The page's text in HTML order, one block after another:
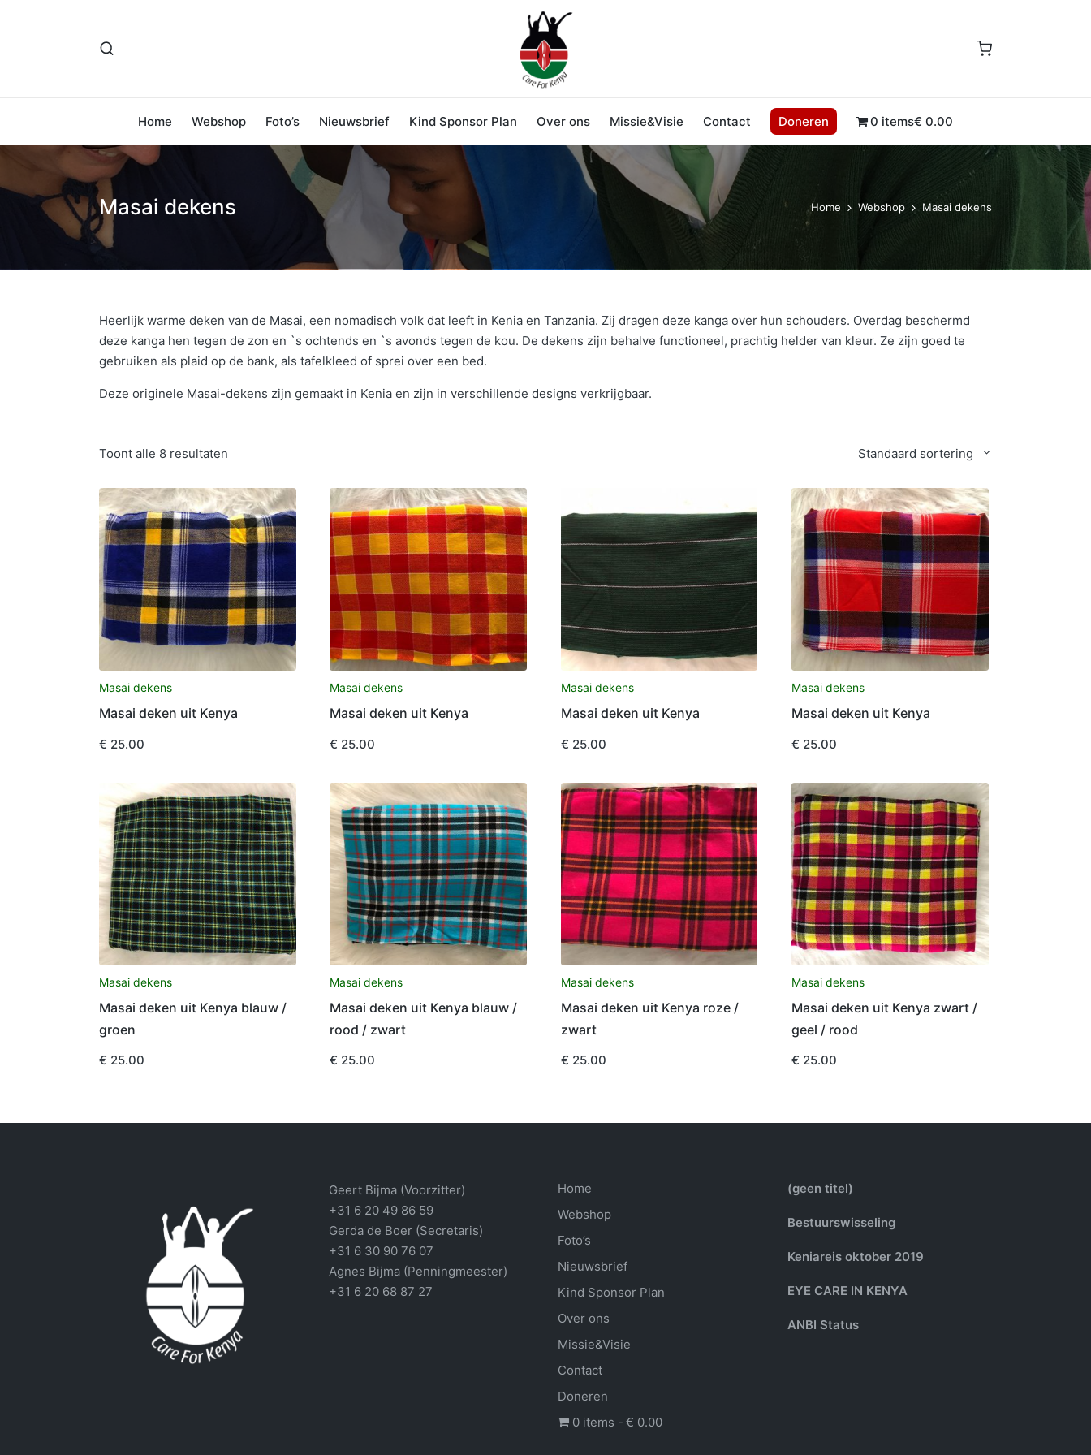
Home Webshop Foto’s Nieuwsbrief Kind Sponsor Plan Over ons Missie&Visie Contact Doneren 0 items€ 0.00
Masai dekens Home Webshop Masai dekens
Heerlijk warme deken van de Masai, een nomadisch volk dat leeft in Kenia en Tanzania. Zij dragen deze kanga over hun schouders. Overdag beschermd
deze kanga hen tegen de zon en `s ochtends en `s avonds tegen de kou. De dekens zijn behalve functioneel, prachtig helder van kleur. Ze zijn goed te
gebruiken als plaid op de bank, als tafelkleed of sprei over een bed.
Deze originele Masai-dekens zijn gemaakt in Kenia en zijn in verschillende designs verkrijgbaar.
Toont alle 8 resultaten Standaard sortering
Masai dekens
Masai deken uit Kenya
€ 25.00
Masai dekens
Masai deken uit Kenya
€ 25.00
Masai dekens
Masai deken uit Kenya
€ 25.00
Masai dekens
Masai deken uit Kenya
€ 25.00
Masai dekens
Masai deken uit Kenya blauw /
groen
€ 25.00
Masai dekens
Masai deken uit Kenya blauw /
rood / zwart
€ 25.00
Masai dekens
Masai deken uit Kenya roze /
zwart
€ 25.00
Masai dekens
Masai deken uit Kenya zwart /
geel / rood
€ 25.00
Geert Bijma (Voorzitter)
+31 6 20 49 86 59
Gerda de Boer (Secretaris)
+31 6 30 90 76 07
Agnes Bijma (Penningmeester)
+31 6 20 68 87 27
Home
Webshop
Foto’s
Nieuwsbrief
Kind Sponsor Plan
Over ons
Missie&Visie
Contact
Doneren
0 items
€ 0.00
(geen titel)
Bestuurswisseling
Keniareis oktober 2019
EYE CARE IN KENYA
ANBI Status